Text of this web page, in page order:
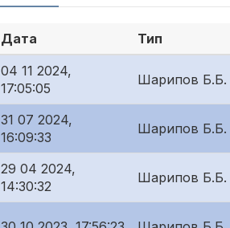
Дата Тип
04 11 2024,
17:05:05
Шарипов Б.Б.
31 07 2024,
16:09:33
Шарипов Б.Б.
29 04 2024,
14:30:32
Шарипов Б.Б.